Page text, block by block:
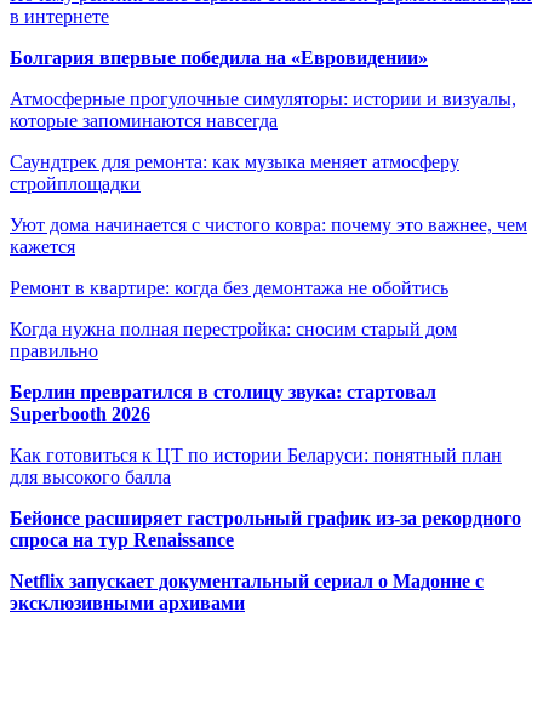
в интернете
Болгария впервые победила на «Евровидении»
Атмосферные прогулочные симуляторы: истории и визуалы,
которые запоминаются навсегда
Саундтрек для ремонта: как музыка меняет атмосферу
стройплощадки
Уют дома начинается с чистого ковра: почему это важнее, чем
кажется
Ремонт в квартире: когда без демонтажа не обойтись
Когда нужна полная перестройка: сносим старый дом
правильно
Берлин превратился в столицу звука: стартовал
Superbooth 2026
Как готовиться к ЦТ по истории Беларуси: понятный план
для высокого балла
Бейонсе расширяет гастрольный график из-за рекордного
спроса на тур Renaissance
Netflix запускает документальный сериал о Мадонне с
эксклюзивными архивами